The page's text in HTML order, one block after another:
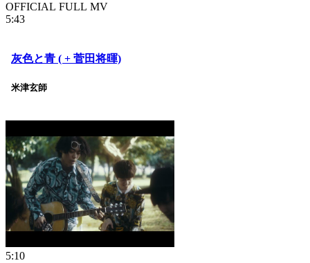
OFFICIAL FULL MV
5:43
灰色と青 ( + 菅田将暉)
米津玄師
5:10